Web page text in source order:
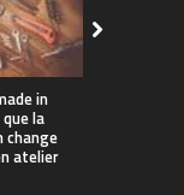
in
la
change
atelier